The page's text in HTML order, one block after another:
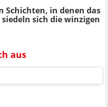
Schichten, in denen das
sich die winzigen
aus